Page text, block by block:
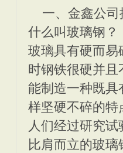
广州篮球架厂家,JXB-
2011九江学院混合型塑
一、金鑫公
什么叫玻璃钢？
玻璃具有硬而易
时钢铁很硬并
能制造一种既具
样坚硬不碎的特
人们经过研究
比肩而立的玻璃